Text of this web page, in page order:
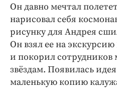
Он давно мечтал
нарисовал себя
рисунку для Андрея
Он взял ее на
и покорил сотрудников
звёздам. Появилась
маленькую копию